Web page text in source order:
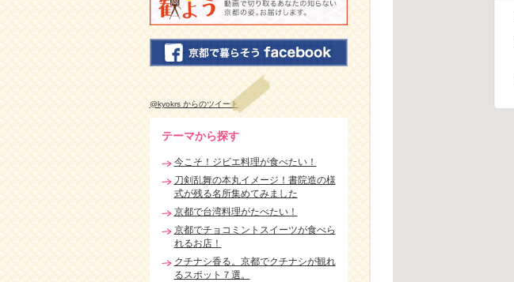
@kyokrs からのツイート
テーマから探す
今こそ！ジビエ料理が食べたい！
刀剣乱舞の本丸イメージ！書院造の様
式が残る名所集めてみました
京都で台湾料理がたべたい！
京都でチョコミントスイーツが食べら
れるお店！
クチナシ香る。京都でクチナシが観れ
るスポット７選。